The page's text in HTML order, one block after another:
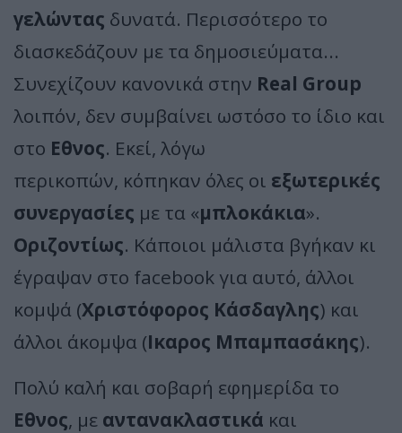
γελώντας δυνατά. Περισσότερο το
διασκεδάζουν με τα δημοσιεύματα...
Συνεχίζουν κανονικά στην Real Group
λοιπόν, δεν συμβαίνει ωστόσο το ίδιο και
στο Εθνος. Εκεί, λόγω
περικοπών, κόπηκαν όλες οι εξωτερικές
συνεργασίες με τα «μπλοκάκια».
Οριζοντίως. Κάποιοι μάλιστα βγήκαν κι
έγραψαν στο facebook για αυτό, άλλοι
κομψά (Χριστόφορος Κάσδαγλης) και
άλλοι άκομψα (Ικαρος Μπαμπασάκης).
Πολύ καλή και σοβαρή εφημερίδα το
Εθνος, με αντανακλαστικά και